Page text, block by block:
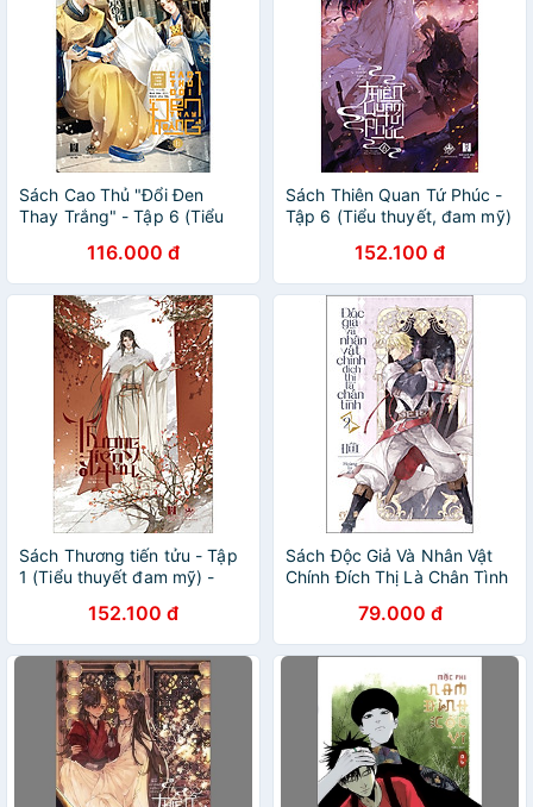
Sách Cao Thủ "Đổi Đen
Thay Trắng" - Tập 6 (Tiểu
116.000 đ
Sách Thiên Quan Tứ Phúc -
Tập 6 (Tiểu thuyết, đam mỹ)
152.100 đ
Sách Thương tiến tửu - Tập
1 (Tiểu thuyết đam mỹ) -
152.100 đ
Sách Độc Giả Và Nhân Vật
Chính Đích Thị Là Chân Tình
79.000 đ